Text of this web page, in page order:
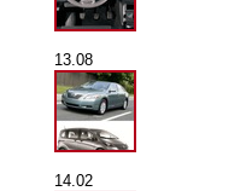
13.08
14.02